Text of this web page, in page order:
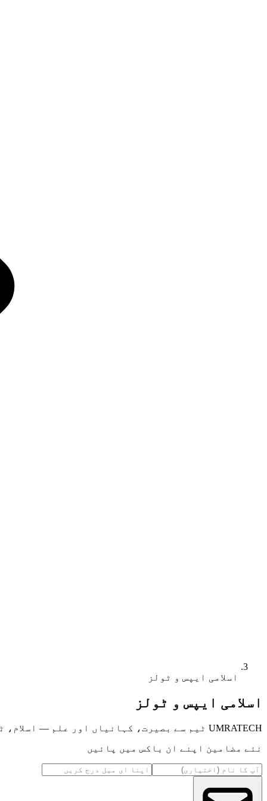
اسلامی ایپس و ٹولز
اسلامی ایپس و ٹولز
UMRATECH ٹیم سے بصیرت، کہانیاں اور علم — اسلام، ٹیکنالوجی، مقامات اور مزید پر۔
نئے مضامین اپنے ان باکس میں پائیں